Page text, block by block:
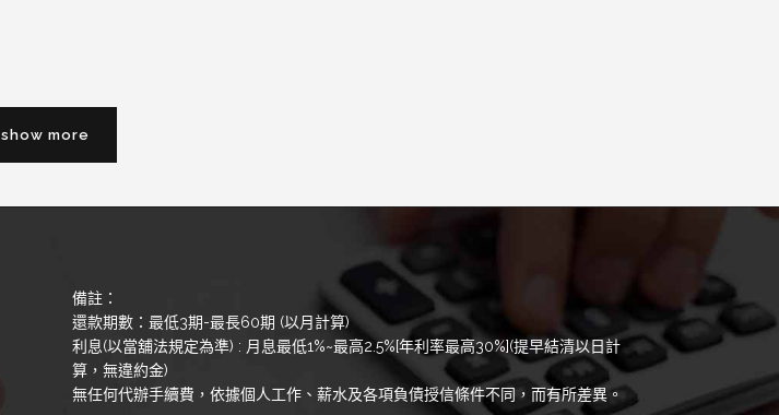
show more
備註：
還款期數：最低3期-最長60期 (以月計算)
利息(以當舖法規定為準) : 月息最低1%~最高2.5%[年利率最高30%](提早結清以日計
算，無違約金)
無任何代辦手續費，依據個人工作、薪水及各項負債授信條件不同，而有所差異。